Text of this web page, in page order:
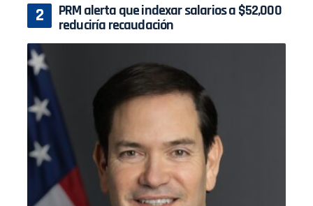
PRM alerta que indexar salarios a $52,000
reduciría recaudación